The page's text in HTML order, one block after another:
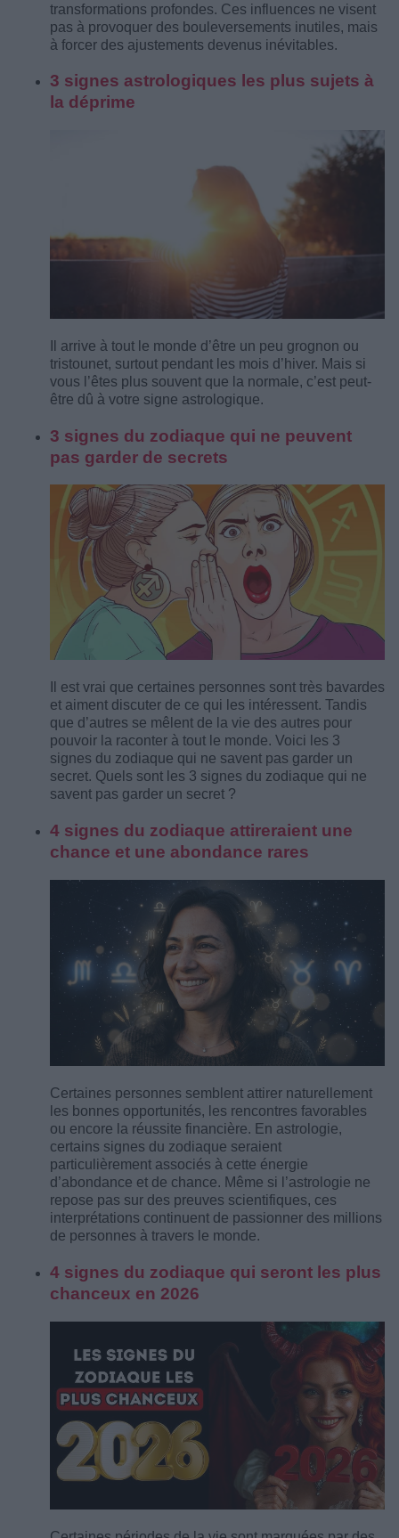
transformations profondes. Ces influences ne visent
pas à provoquer des bouleversements inutiles, mais
à forcer des ajustements devenus inévitables.
3 signes astrologiques les plus sujets à
la déprime
Il arrive à tout le monde d’être un peu grognon ou
tristounet, surtout pendant les mois d’hiver. Mais si
vous l’êtes plus souvent que la normale, c’est peut-
être dû à votre signe astrologique.
3 signes du zodiaque qui ne peuvent
pas garder de secrets
Il est vrai que certaines personnes sont très bavardes
et aiment discuter de ce qui les intéressent. Tandis
que d’autres se mêlent de la vie des autres pour
pouvoir la raconter à tout le monde. Voici les 3
signes du zodiaque qui ne savent pas garder un
secret. Quels sont les 3 signes du zodiaque qui ne
savent pas garder un secret ?
4 signes du zodiaque attireraient une
chance et une abondance rares
Certaines personnes semblent attirer naturellement
les bonnes opportunités, les rencontres favorables
ou encore la réussite financière. En astrologie,
certains signes du zodiaque seraient
particulièrement associés à cette énergie
d’abondance et de chance. Même si l’astrologie ne
repose pas sur des preuves scientifiques, ces
interprétations continuent de passionner des millions
de personnes à travers le monde.
4 signes du zodiaque qui seront les plus
chanceux en 2026